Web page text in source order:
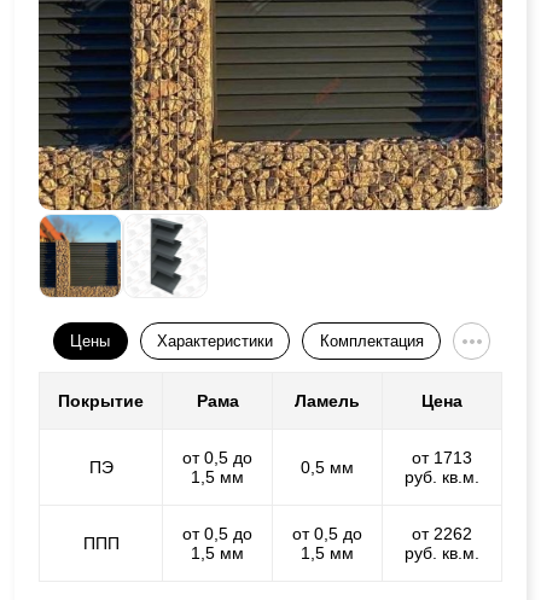
Цены Характеристики Комплектация
Покрытие Рама Ламель Цена
ПЭ
от 0,5 до
1,5 мм
0,5 мм
от 1713
руб. кв.м.
ППП
от 0,5 до
1,5 мм
от 0,5 до
1,5 мм
от 2262
руб. кв.м.